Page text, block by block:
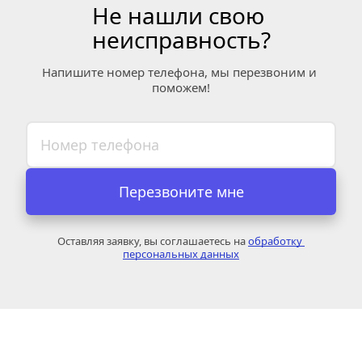
Не нашли свою
неисправность?
Напишите номер телефона, мы перезвоним и
поможем!
Перезвоните мне
Оставляя заявку, вы соглашаетесь на обработку
персональных данных